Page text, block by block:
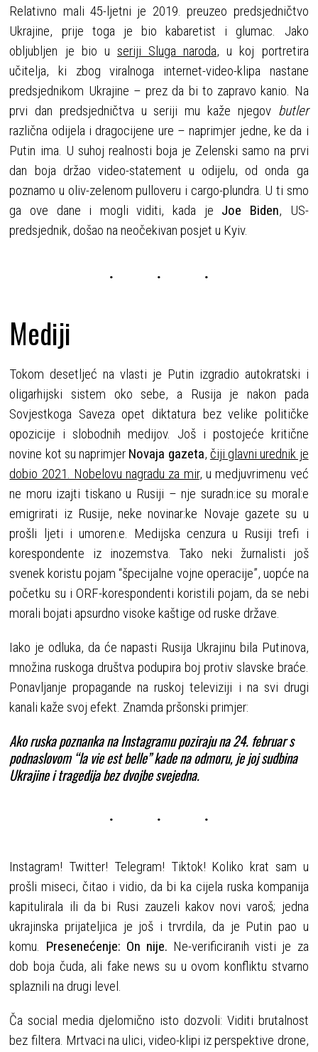
Relativno mali 45-ljetni je 2019. preuzeo predsjedničtvo
Ukrajine, prije toga je bio kabaretist i glumac. Jako
obljubljen je bio u seriji Sluga naroda, u koj portretira
učitelja, ki zbog viralnoga internet-video-klipa nastane
predsjednikom Ukrajine – prez da bi to zapravo kanio. Na
prvi dan predsjedničtva u seriji mu kaže njegov butler
različna odijela i dragocijene ure – naprimjer jedne, ke da i
Putin ima. U suhoj realnosti boja je Zelenski samo na prvi
dan boja držao video-statement u odijelu, od onda ga
poznamo u oliv-zelenom pulloveru i cargo-plundra. U ti smo
ga ove dane i mogli viditi, kada je Joe Biden, US-
predsjednik, došao na neočekivan posjet u Kyiv.
Mediji
Tokom desetljeć na vlasti je Putin izgradio autokratski i
oligarhijski sistem oko sebe, a Rusija je nakon pada
Sovjestkoga Saveza opet diktatura bez velike političke
opozicije i slobodnih medijov. Još i postojeće kritične
novine kot su naprimjer Novaja gazeta, čiji glavni urednik je
dobio 2021. Nobelovu nagradu za mir, u medjuvrimenu već
ne moru izajti tiskano u Rusiji – nje suradn:ice su moral:e
emigrirati iz Rusije, neke novinar:ke Novaje gazete su u
prošli ljeti i umoren:e. Medijska cenzura u Rusiji trefi i
korespondente iz inozemstva. Tako neki žurnalisti još
svenek koristu pojam “špecijalne vojne operacije”, uopće na
početku su i ORF-korespondenti koristili pojam, da se nebi
morali bojati apsurdno visoke kaštige od ruske države.
Iako je odluka, da će napasti Rusija Ukrajinu bila Putinova,
množina ruskoga društva podupira boj protiv slavske braće.
Ponavljanje propagande na ruskoj televiziji i na svi drugi
kanali kaže svoj efekt. Znamda pršonski primjer:
Ako ruska poznanka na Instagramu poziraju na 24. februar s
podnaslovom “la vie est belle” kade na odmoru, je joj sudbina
Ukrajine i tragedija bez dvojbe svejedna.
Instagram! Twitter! Telegram! Tiktok! Koliko krat sam u
prošli miseci, čitao i vidio, da bi ka cijela ruska kompanija
kapitulirala ili da bi Rusi zauzeli kakov novi varoš; jedna
ukrajinska prijateljica je još i trvrdila, da je Putin pao u
komu. Presenećenje: On nije. Ne-verificiranih visti je za
dob boja čuda, ali fake news su u ovom konfliktu stvarno
splaznili na drugi level.
Ča social media djelomično isto dozvoli: Viditi brutalnost
bez filtera. Mrtvaci na ulici, video-klipi iz perspektive drone,